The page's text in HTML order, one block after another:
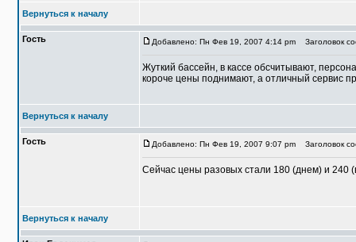
Вернуться к началу
Гость Добавлено: Пн Фев 19, 2007 4:14 pm Заголовок
Жуткий бассейн, в кассе обсчитывают,
короче цены поднимают, а отличный сервис
Вернуться к началу
Гость Добавлено: Пн Фев 19, 2007 9:07 pm Заголовок
Сейчас цены разовых стали 180 (днем) и 240
Вернуться к началу